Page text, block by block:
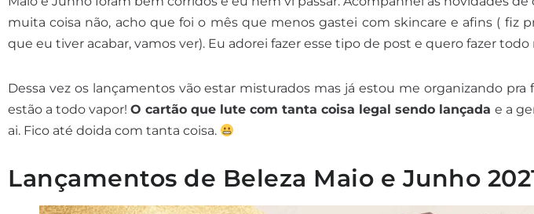
muita coisa não, acho que foi o mês que menos gastei com skincare e afins ( fiz
que eu tiver acabar, vamos ver). Eu adorei fazer esse tipo de post e quero fazer todo
Dessa vez os lançamentos vão estar misturados mas já estou me organizando pra
estão a todo vapor! O cartão que lute com tanta coisa legal sendo lançada e a
ai. Fico até doida com tanta coisa.
Lançamentos de Beleza Maio e Junho